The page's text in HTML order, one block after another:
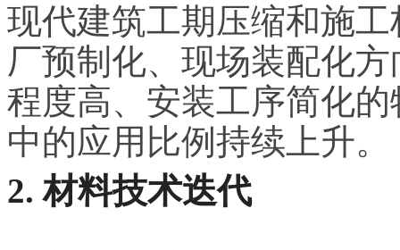
现代建筑工期压缩和施
厂预制化、现场装配化
程度高、安装工序简化
中的应用比例持续上升。
2. 材料技术迭代